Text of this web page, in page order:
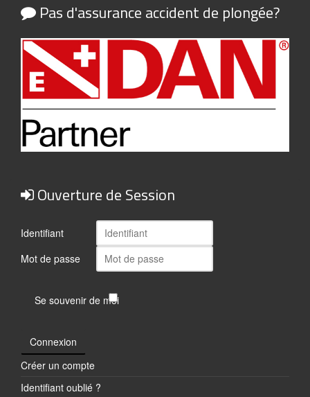
Pas d'assurance accident de plongée?
Ouverture de Session
Identifiant
Mot de passe
Se souvenir de moi
Connexion
Créer un compte
Identifiant oublié ?